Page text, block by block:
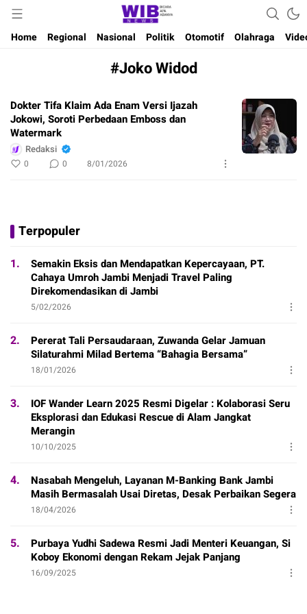
Wibnews
Waktu Indonesia Bicara
Home
Regional Nasional Politik Otomotif Olahraga
#Joko Widod
Dokter Tifa Klaim Ada Enam Versi Ijazah
Jokowi, Soroti Perbedaan Emboss dan
Watermark
Redaksi
0 0 8/01/2026
Terpopuler
1.
Semakin Eksis dan Mendapatkan Kepercayaan, PT.
Cahaya Umroh Jambi Menjadi Travel Paling
Direkomendasikan di Jambi
5/02/2026
2.
Pererat Tali Persaudaraan, Zuwanda Gelar Jamuan
Silaturahmi Milad Bertema “Bahagia Bersama”
18/01/2026
3.
IOF Wander Learn 2025 Resmi Digelar : Kolaborasi Seru
Eksplorasi dan Edukasi Rescue di Alam Jangkat
Merangin
10/10/2025
4.
Nasabah Mengeluh, Layanan M-Banking Bank Jambi
Masih Bermasalah Usai Diretas, Desak Perbaikan Segera
18/04/2026
5.
Purbaya Yudhi Sadewa Resmi Jadi Menteri Keuangan, Si
Koboy Ekonomi dengan Rekam Jejak Panjang
16/09/2025